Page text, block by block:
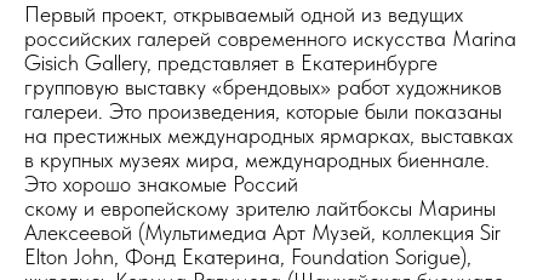
Первый проект, открываемый одной из ведущих
российских галерей современного искусства Marina
Gisich Gallery, представляет в Екатеринбурге
групповую выставку «брендовых» работ художников
галереи. Это произведения, которые были показаны
на престижных международных ярмарках, выставках
в крупных музеях мира, международных биеннале.
Это хорошо знакомые Россий
скому и европейскому зрителю лайтбоксы Марины
Алексеевой (Мультимедиа Арт Музей, коллекция Sir
Elton John, Фонд Екатерина, Foundation Sorigue),